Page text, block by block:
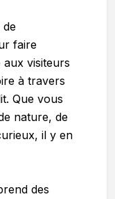
de
faire
visiteurs
à travers
Que vous
nature, de
il y en
des